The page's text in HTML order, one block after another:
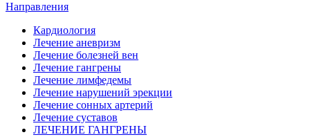
Направления
Кардиология
Лечение аневризм
Лечение болезней вен
Лечение гангрены
Лечение лимфедемы
Лечение нарушений эрекции
Лечение сонных артерий
Лечение суставов
ЛЕЧЕНИЕ ГАНГРЕНЫ